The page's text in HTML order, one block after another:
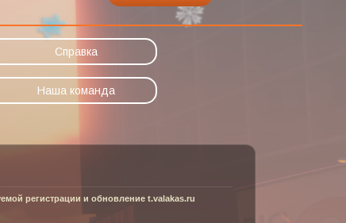
Справка
Наша команда
регистрации и обновление t.valakas.ru